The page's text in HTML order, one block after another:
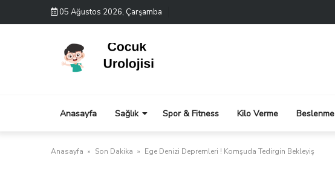
05 Ağustos 2026, Çarşamba
Anasayfa Sağlık Spor & Fitness Kilo Verme Beslenme
Anasayfa » Son Dakika » Ege Denizi Depremleri ! Komşuda Tedirgin Bekleyiş